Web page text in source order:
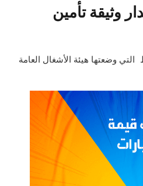
وثيقة تأمين
وضعتها هيئة الأشغال العامة